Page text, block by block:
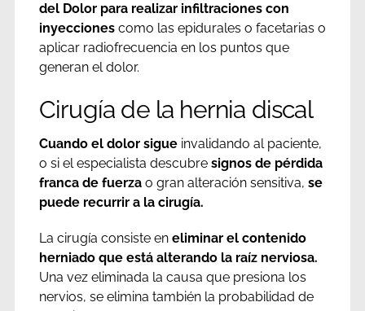
del Dolor para realizar infiltraciones con
inyeccionescomo las epidurales o facetarias o
aplicar radiofrecuencia en los puntos que
generan el dolor.
Cirugía de la hernia discal
Cuando el dolor sigueinvalidando al paciente,
o si el especialista descubre signos de pérdida
franca de fuerza o gran alteración sensitiva, se
puede recurrir a la cirugía.
La cirugía consiste en eliminar el contenido
herniado que está alterando la raíz nerviosa.
Una vez eliminada la causa que presiona los
nervios, se elimina también la probabilidad de